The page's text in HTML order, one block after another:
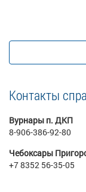
Контакты
Вурнары п. ДКП
8-906-386-92-80
Чебоксары
+7 8352 56-35-05